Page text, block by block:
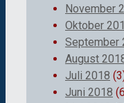
November
Oktober
September
August
Juli 2018
Juni 2018